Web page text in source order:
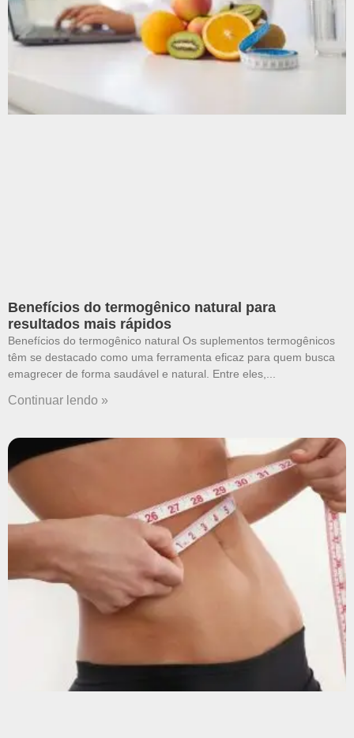
Benefícios do termogênico natural para
resultados mais rápidos
Benefícios do termogênico natural Os suplementos termogênicos
têm se destacado como uma ferramenta eficaz para quem busca
emagrecer de forma saudável e natural. Entre eles,
Continuar lendo »